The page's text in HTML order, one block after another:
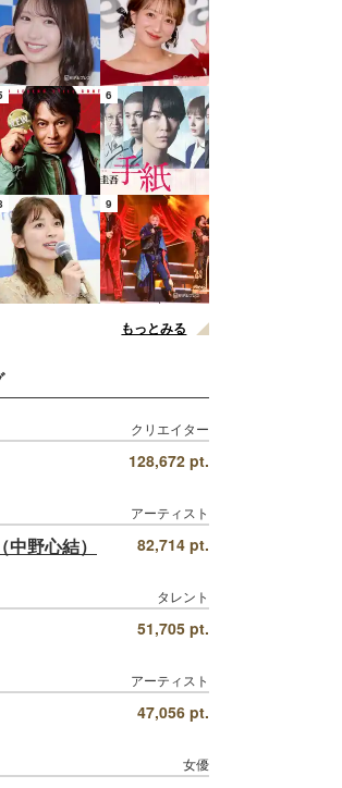
6
9
もっとみる
クリエイター
128,672 pt.
アーティスト
野心結） 82,714 pt.
タレント
51,705 pt.
アーティスト
47,056 pt.
女優